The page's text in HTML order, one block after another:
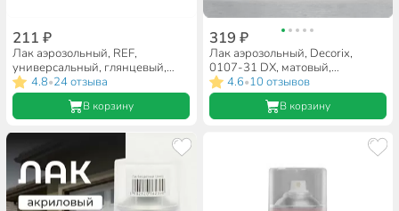
211 ₽
Лак аэрозольный, REF,
универсальный, глянцевый,
акриловый, для внутренних и
наружных работ, 0.52 л
4.8•24 отзыва
В корзину
319 ₽
Лак аэрозольный, Decorix,
0107-31 DX, матовый,
полиакриловый, для
внутренних и наружных работ,
4.6•10 отзывов
В корзину